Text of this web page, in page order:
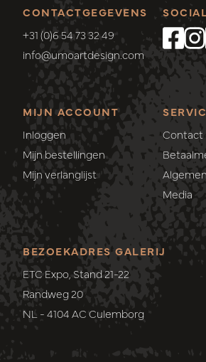
CONTACTGEGEVENS
+31 (0)6 54 73 32 49
info@umoartdesign.com
MIJN ACCOUNT
Inloggen
Mijn bestellingen
Mijn verlanglijst
Contact
Media
BEZOEKADRES GALERIJ
ETC Expo, Stand 21-22
Randweg 20
NL - 4104 AC Culemborg